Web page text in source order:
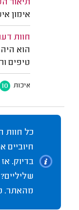
תיאור
אימון
חוות
הוא
טיפים
איכות 10
כל חוות
חיוביים
בדיוק.
מהאתר.